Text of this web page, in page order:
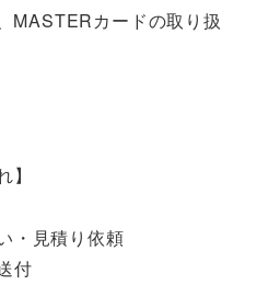
MASTERカードの取り扱
】
・見積り依頼
付